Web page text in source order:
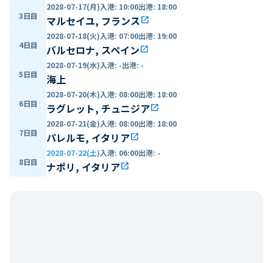
3日目
2028-07-17(月)入港: 10:00出港: 18:00
マルセイユ, フランスopen_in_new
4日目
2028-07-18(火)入港: 07:00出港: 19:00
バルセロナ, スペインopen_in_new
5日目
2028-07-19(水)入港: -出港: -
海上
6日目
2028-07-20(木)入港: 08:00出港: 18:00
ラグレット, チュニジアopen_in_new
7日目
2028-07-21(金)入港: 08:00出港: 18:00
パレルモ, イタリアopen_in_new
8日目
2028-07-22(土)入港: 06:00出港: -
ナポリ, イタリアopen_in_new